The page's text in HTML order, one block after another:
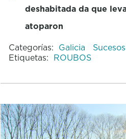
deshabitada da que
atoparon
Categorías: Galicia Sucesos
Etiquetas: ROUBOS